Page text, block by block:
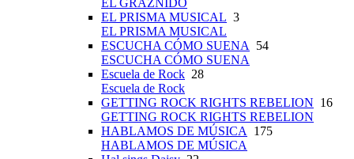
EL GRAZNIDO
EL PRISMA MUSICAL 3
EL PRISMA MUSICAL
ESCUCHA CÓMO SUENA
54
ESCUCHA CÓMO SUENA
Escuela de Rock 28
Escuela de Rock
GETTING ROCK RIGHTS REBELION 16
GETTING ROCK RIGHTS REBELION
HABLAMOS DE MÚSICA
175
HABLAMOS DE MÚSICA